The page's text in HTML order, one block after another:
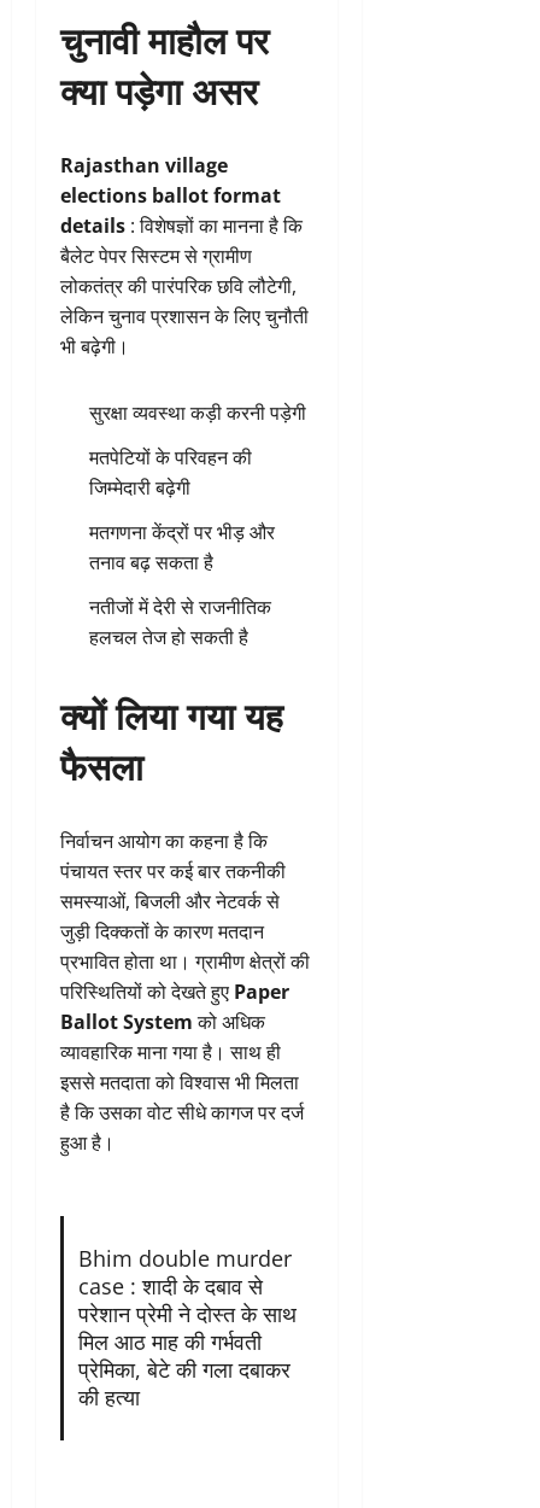
चुनावी माहौल पर
क्या पड़ेगा असर
Rajasthan village
elections ballot format
details : विशेषज्ञों का मानना है कि
बैलेट पेपर सिस्टम से ग्रामीण
लोकतंत्र की पारंपरिक छवि लौटेगी,
लेकिन चुनाव प्रशासन के लिए चुनौती
भी बढ़ेगी।
सुरक्षा व्यवस्था कड़ी करनी पड़ेगी
मतपेटियों के परिवहन की
जिम्मेदारी बढ़ेगी
मतगणना केंद्रों पर भीड़ और
तनाव बढ़ सकता है
नतीजों में देरी से राजनीतिक
हलचल तेज हो सकती है
क्यों लिया गया यह
फैसला
निर्वाचन आयोग का कहना है कि
पंचायत स्तर पर कई बार तकनीकी
समस्याओं, बिजली और नेटवर्क से
जुड़ी दिक्कतों के कारण मतदान
प्रभावित होता था। ग्रामीण क्षेत्रों की
परिस्थितियों को देखते हुए Paper
Ballot Systemको अधिक
व्यावहारिक माना गया है। साथ ही
इससे मतदाता को विश्वास भी मिलता
है कि उसका वोट सीधे कागज पर दर्ज
हुआ है।
Bhim double murder
case : शादी के दबाव से
परेशान प्रेमी ने दोस्त के साथ
मिल आठ माह की गर्भवती
प्रेमिका, बेटे की गला दबाकर
की हत्या